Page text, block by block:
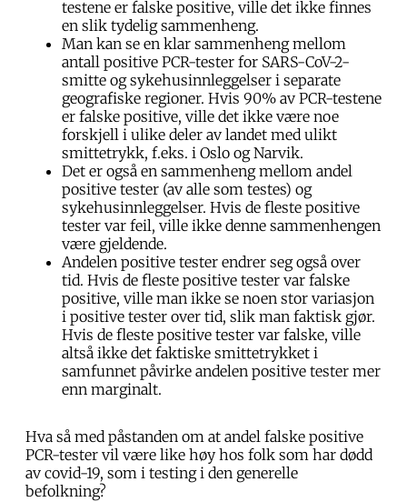
testene er falske positive, ville det ikke finnes
en slik tydelig sammenheng.
Man kan se en klar sammenheng mellom
antall positive PCR-tester for SARS-CoV-2-
smitte og sykehusinnleggelser i separate
geografiske regioner. Hvis 90% av PCR-testene
er falske positive, ville det ikke være noe
forskjell i ulike deler av landet med ulikt
smittetrykk, f.eks. i Oslo og Narvik.
Det er også en sammenheng mellom andel
positive tester (av alle som testes) og
sykehusinnleggelser. Hvis de fleste positive
tester var feil, ville ikke denne sammenhengen
være gjeldende.
Andelen positive tester endrer seg også over
tid. Hvis de fleste positive tester var falske
positive, ville man ikke se noen stor variasjon
i positive tester over tid, slik man faktisk gjør.
Hvis de fleste positive tester var falske, ville
altså ikke det faktiske smittetrykket i
samfunnet påvirke andelen positive tester mer
enn marginalt.
Hva så med påstanden om at andel falske positive
PCR-tester vil være like høy hos folk som har dødd
av covid-19, som i testing i den generelle
befolkning?